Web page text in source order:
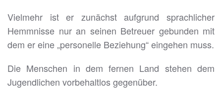
Vielmehr ist er zunächst aufgrund sprachlicher
Hemmnisse nur an seinen Betreuer gebunden mit
dem er eine „personelle Beziehung“ eingehen muss.
Die Menschen in dem fernen Land stehen dem
Jugendlichen vorbehaltlos gegenüber.